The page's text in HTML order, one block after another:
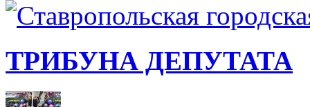
ТРИБУНА ДЕПУТАТА